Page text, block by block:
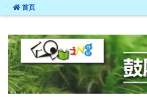
::: 首頁